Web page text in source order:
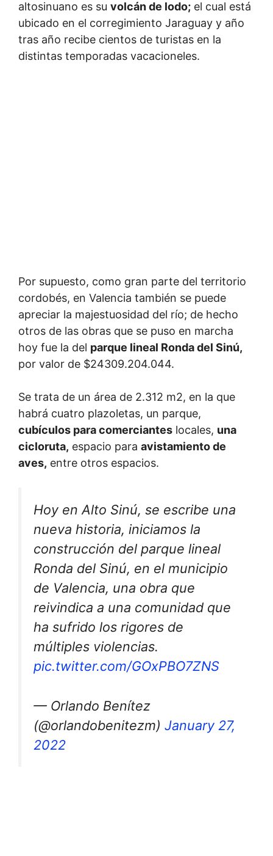
altosinuano es su volcán de lodo; el cual está
ubicado en el corregimiento Jaraguay y año
tras año recibe cientos de turistas en la
distintas temporadas vacacioneles.
Por supuesto, como gran parte del territorio
cordobés, en Valencia también se puede
apreciar la majestuosidad del río; de hecho
otros de las obras que se puso en marcha
hoy fue la del parque lineal Ronda del Sinú,
por valor de $24309.204.044.
Se trata de un área de 2.312 m2, en la que
habrá cuatro plazoletas, un parque,
cubículos para comerciantes locales, una
cicloruta, espacio para avistamiento de
aves, entre otros espacios.
Hoy en Alto Sinú, se escribe una
nueva historia, iniciamos la
construcción del parque lineal
Ronda del Sinú, en el municipio
de Valencia, una obra que
reivindica a una comunidad que
ha sufrido los rigores de
múltiples violencias.
pic.twitter.com/GOxPBO7ZNS
— Orlando Benítez
(@orlandobenitezm) January 27,
2022